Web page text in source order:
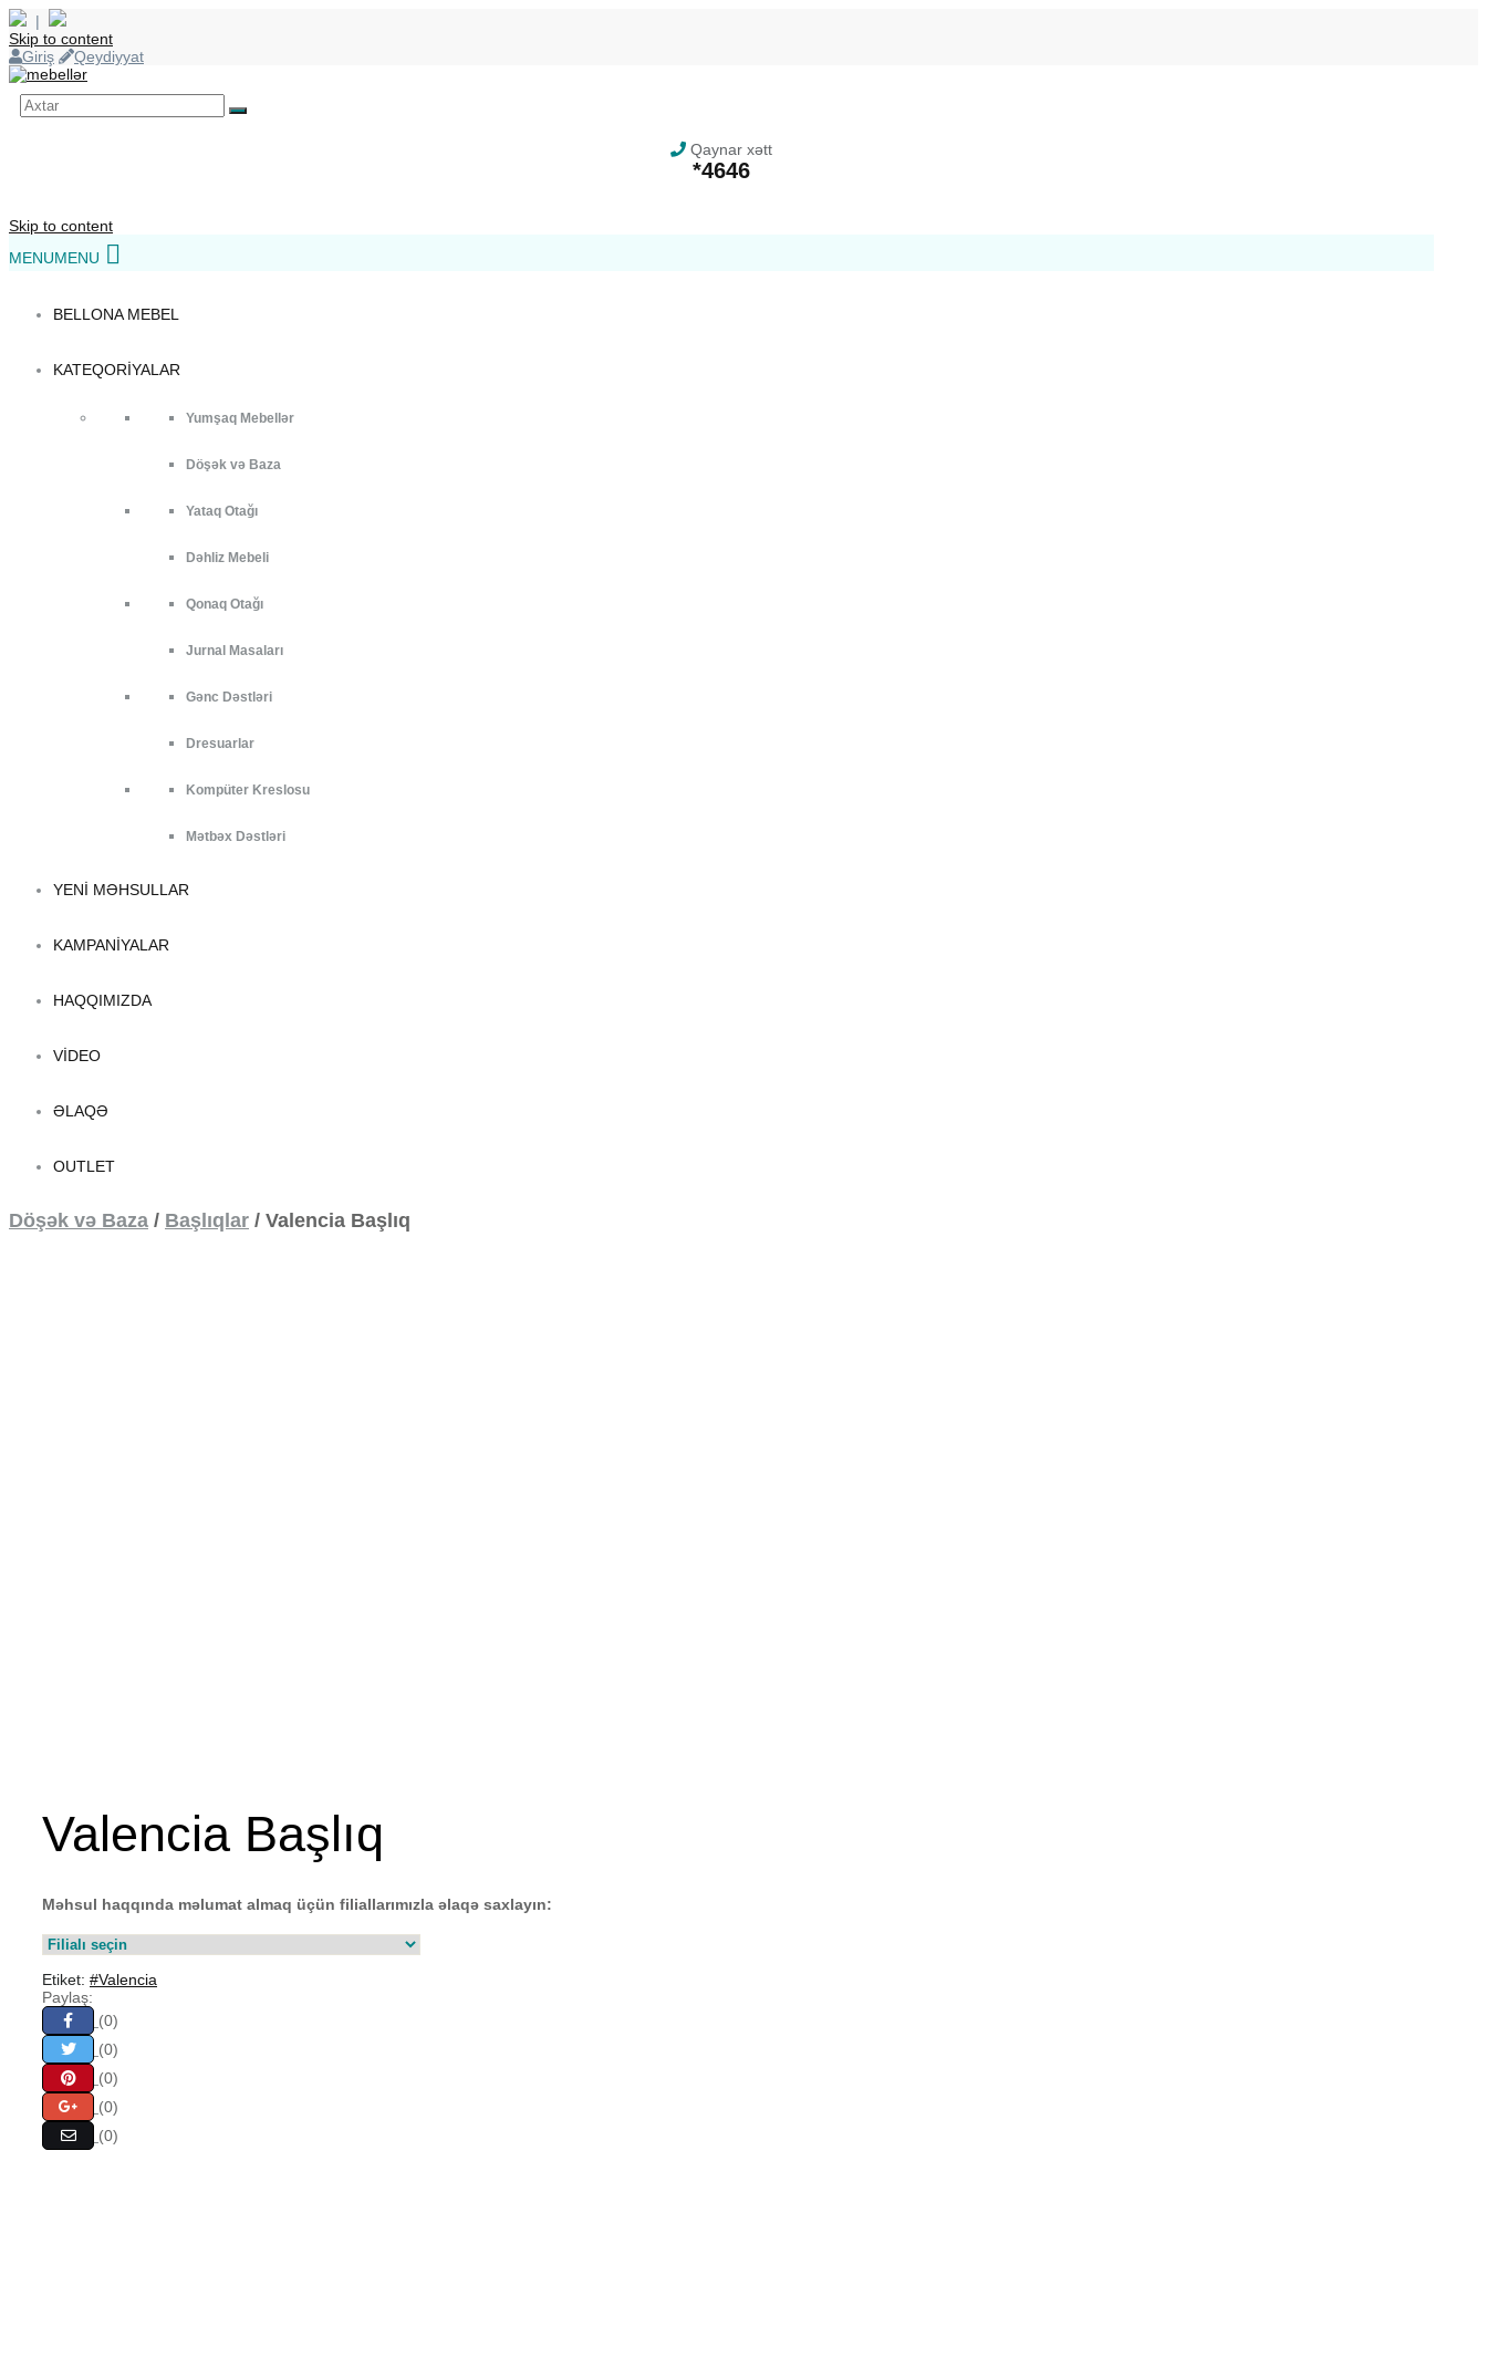
|
Skip to content
Giriş
Qeydiyyat
Qaynar xətt
*4646
Skip to content
MENUMENU
BELLONA MEBEL
KATEQORIYALAR
Yumşaq Mebellər
Döşək və Baza
Yataq Otağı
Dəhliz Mebeli
Qonaq Otağı
Jurnal Masaları
Gənc Dəstləri
Dresuarlar
Kompüter Kreslosu
Mətbəx Dəstləri
YENI MƏHSULLAR
KAMPANIYALAR
HAQQIMIZDA
VIDEO
ƏLAQƏ
OUTLET
Döşək və Baza / Başlıqlar / Valencia Başlıq
Valencia Başlıq
Məhsul haqqında məlumat almaq üçün filiallarımızla əlaqə saxlayın:
Etiket: #Valencia
Paylaş:
(0)
(0)
(0)
(0)
(0)